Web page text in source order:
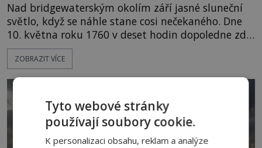
Nad bridgewaterským okolím září jasné sluneční
světlo, když se náhle stane cosi nečekaného. Dne
10. května roku 1760 v deset hodin dopoledne zde
dojde k vůbec prvnímu historicky doloženému
přeletu UFO. Podle záznamů vyzařuje takové
světlo, že vypadá jako „koule hořícího ohně“. Jde
jen o nějaký optický klam, nebo se zde skutečně
právě vznáší mimozemská loď
ZOBRAZIT VÍCE
Tyto webové stránky
používají soubory cookie.
K personalizaci obsahu, reklam a analýze